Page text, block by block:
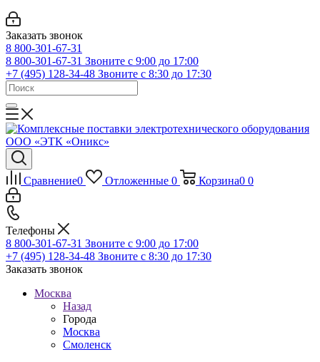
Заказать звонок
8 800-301-67-31
8 800-301-67-31 Звоните с 9:00 до 17:00
+7 (495) 128-34-48 Звоните с 8:30 до 17:30
Сравнение0 Отложенные 0 Корзина0 0
Телефоны
8 800-301-67-31 Звоните с 9:00 до 17:00
+7 (495) 128-34-48 Звоните с 8:30 до 17:30
Заказать звонок
Москва
Назад
Города
Москва
Смоленск